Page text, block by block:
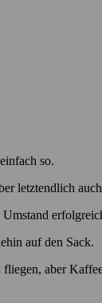
so.
letztendlich
auf den Sack.
aber